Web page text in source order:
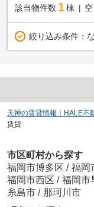
該当物件数 1棟
絞り込み条件：
天神の賃貸情報｜HALE不
賃貸
市区町村から探す
福岡市博多区 / 福岡
福岡市西区 / 福岡市
糸島市 / 那珂川市